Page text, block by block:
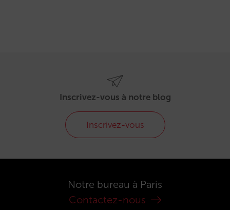
Inscrivez-vous à notre blog
Inscrivez-vous
Notre bureau à Paris
Contactez-nous